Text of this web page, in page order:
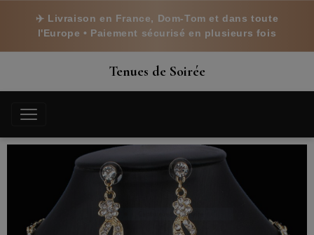
✈️ Livraison en France, Dom-Tom et dans toute
l'Europe • Paiement sécurisé en plusieurs fois
Tenues de Soirée